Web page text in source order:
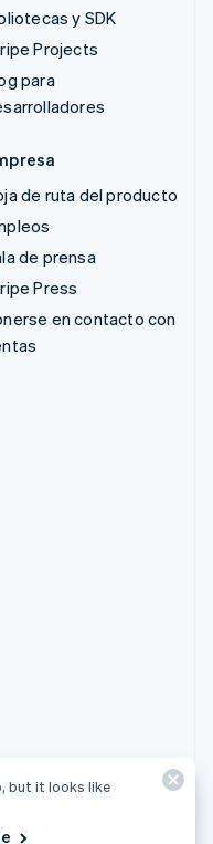
y SDK
Projects
para
de ruta del producto
de prensa
Press
en contacto con
but it looks like